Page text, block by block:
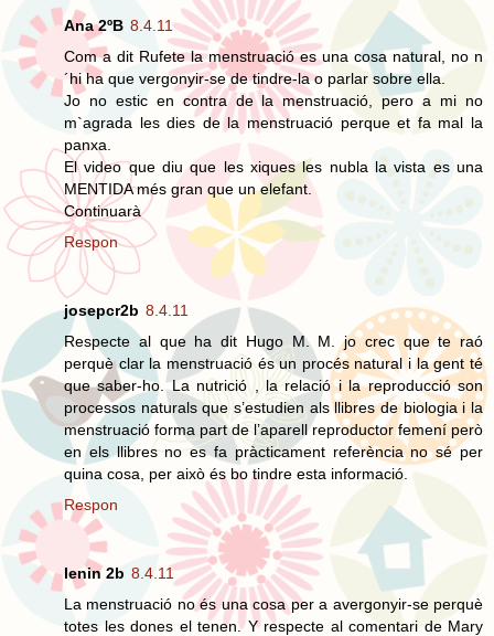
Ana 2ºB 8.4.11
Com a dit Rufete la menstruació es una cosa natural, no n
´hi ha que vergonyir-se de tindre-la o parlar sobre ella.
Jo no estic en contra de la menstruació, pero a mi no
m`agrada les dies de la menstruació perque et fa mal la
panxa.
El video que diu que les xiques les nubla la vista es una
MENTIDA més gran que un elefant.
Continuarà
Respon
josepcr2b 8.4.11
Respecte al que ha dit Hugo M. M. jo crec que te raó
perquè clar la menstruació és un procés natural i la gent té
que saber-ho. La nutrició , la relació i la reproducció son
processos naturals que s’estudien als llibres de biologia i la
menstruació forma part de l’aparell reproductor femení però
en els llibres no es fa pràcticament referència no sé per
quina cosa, per això és bo tindre esta informació.
Respon
lenin 2b 8.4.11
La menstruació no és una cosa per a avergonyir-se perquè
totes les dones el tenen. Y respecte al comentari de Mary